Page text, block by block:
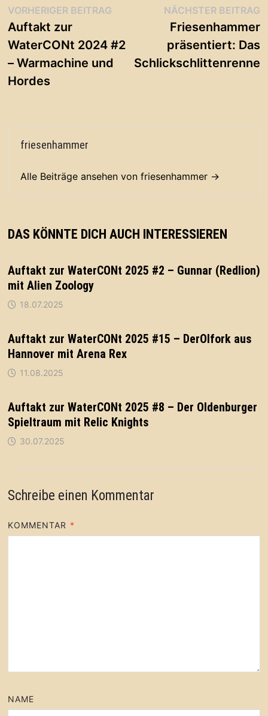
Beitragsnavigation
VORHERIGER BEITRAGVorheriger
Auftakt zur
WaterCONt 2024 #2
– Warmachine und
Hordes
NÄCHSTER BEITRAG
Friesenhammer
präsentiert: Das
friesenhammer
Alle Beiträge ansehen von friesenhammer →
DAS KÖNNTE DICH AUCH INTERESSIEREN
Auftakt zur WaterCONt 2025 #2 – Gunnar (Redlion)
mit Alien Zoology
18.07.2025
Auftakt zur WaterCONt 2025 #15 – DerOlfork aus
Hannover mit Arena Rex
11.08.2025
Auftakt zur WaterCONt 2025 #8 – Der Oldenburger
Spieltraum mit Relic Knights
30.07.2025
Schreibe einen Kommentar
KOMMENTAR *
NAME